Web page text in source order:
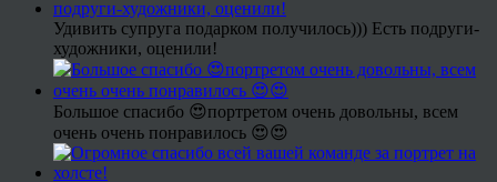
Удивить супруга подарком получилось))) Есть подруги-
художники, оценили!
Большое спасибо 😍портретом очень довольны, всем
очень очень понравилось 😍😍